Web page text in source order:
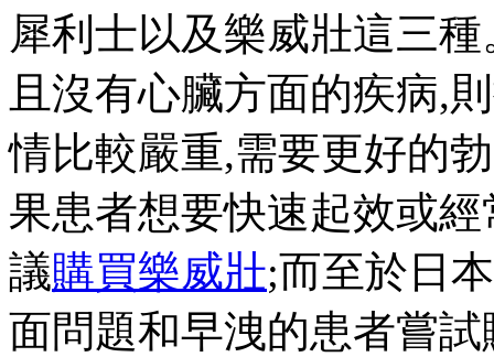
犀利士以及樂威壯這三
且沒有心臟方面的疾病,
情比較嚴重,需要更好的
果患者想要快速起效或
議購買樂威壯;而至於日
面問題和早洩的患者嘗